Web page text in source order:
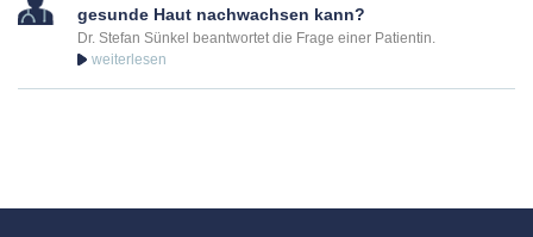
gesunde Haut nachwachsen kann?
Dr. Stefan Sünkel beantwortet die Frage einer Patientin.